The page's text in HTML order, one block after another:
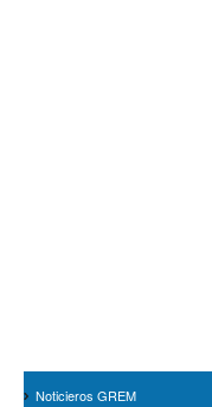
Noticieros GREM